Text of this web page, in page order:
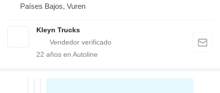
Países Bajos, Vuren
Kleyn Trucks
22 años en Autoline